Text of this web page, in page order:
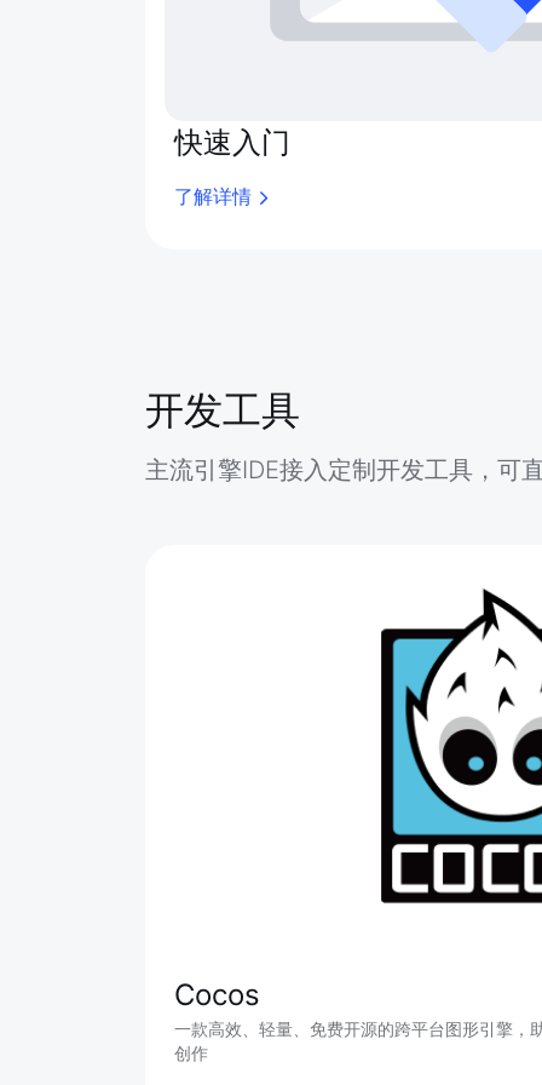
快速入门
了解详情
开发工具
主流引擎IDE接入定制开发工具，可
Cocos
一款高效、轻量、免费开源的跨平台图形引擎，
创作